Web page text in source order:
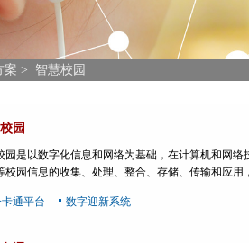
案 > 智慧校园
园
园是以数字化信息和网络为基础，在计算机和网
校园信息的收集、处理、整合、存储、传输和应
通平台
数字迎新系统